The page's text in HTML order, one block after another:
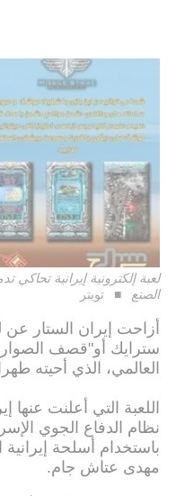
لعبة إلكترونية إيرانية تحاكي
الصنع
تويتر
أزاحت إيران الستار
سترايك أو"قصف
العالمي، الذي أحيته
اللعبة التي أعلنت عنها
نظام الدفاع الجوي
باستخدام أسلحة إيرانية
مهدى عتاش جام.